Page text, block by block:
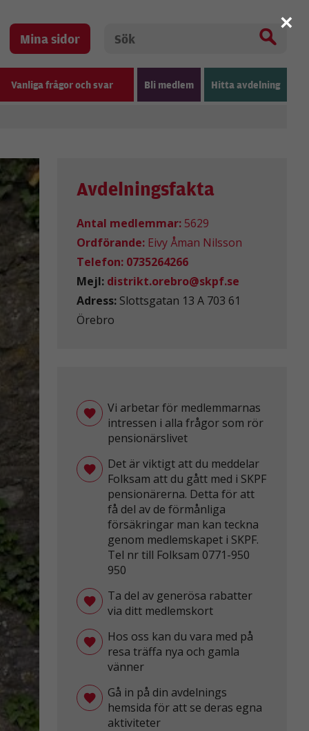
Mina sidor
Vanliga frågor och svar Bli medlem Hitta avdelning
Avdelningsfakta
Antal medlemmar: 5629
Ordförande: Eivy Åman Nilsson
Telefon: 0735264266
Mejl: distrikt.orebro@skpf.se
Adress: Slottsgatan 13 A 703 61
Örebro
Vi arbetar för medlemmarnas
intressen i alla frågor som rör
pensionärslivet
Det är viktigt att du meddelar
Folksam att du gått med i SKPF
pensionärerna. Detta för att
få del av de förmånliga
försäkringar man kan teckna
genom medlemskapet i SKPF.
Tel nr till Folksam 0771-950
950
Ta del av generösa rabatter
via ditt medlemskort
Hos oss kan du vara med på
resa träffa nya och gamla
vänner
Gå in på din avdelnings
hemsida för att se deras egna
aktiviteter
×